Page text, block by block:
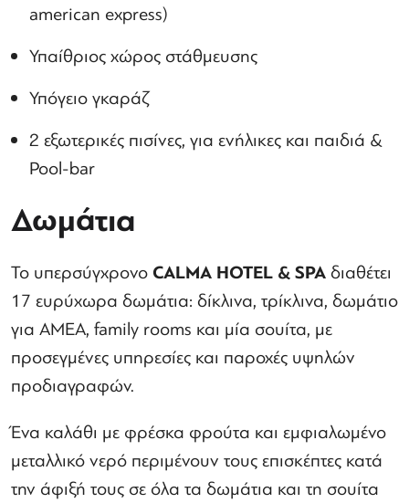
american express)
Υπαίθριος χώρος στάθμευσης
Υπόγειο γκαράζ
2 εξωτερικές πισίνες, για ενήλικες και παιδιά &
Pool-bar
Δωμάτια
Το υπερσύγχρονο CALMA HOTEL & SPAδιαθέτει
17 ευρύχωρα δωμάτια: δίκλινα, τρίκλινα, δωμάτιο
για ΑΜΕΑ, family rooms και μία σουίτα, με
προσεγμένες υπηρεσίες και παροχές υψηλών
προδιαγραφών.
Ένα καλάθι με φρέσκα φρούτα και εμφιαλωμένο
μεταλλικό νερό περιμένουν τους επισκέπτες κατά
την άφιξή τους σε όλα τα δωμάτια και τη σουίτα